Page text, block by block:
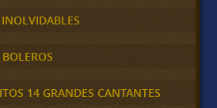
14 GRANDES CANTANTES